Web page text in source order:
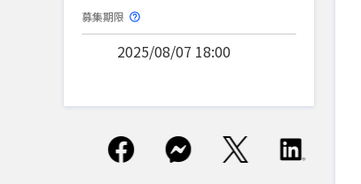
募集期限
2025/08/07 18:00